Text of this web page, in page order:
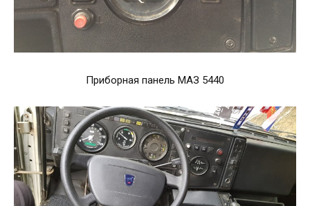
Приборная панель МАЗ 5440